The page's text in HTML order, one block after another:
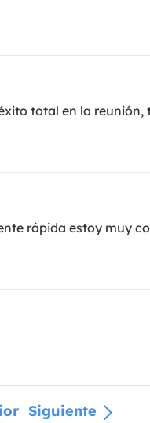
total en la
rápida estoy muy
Siguiente